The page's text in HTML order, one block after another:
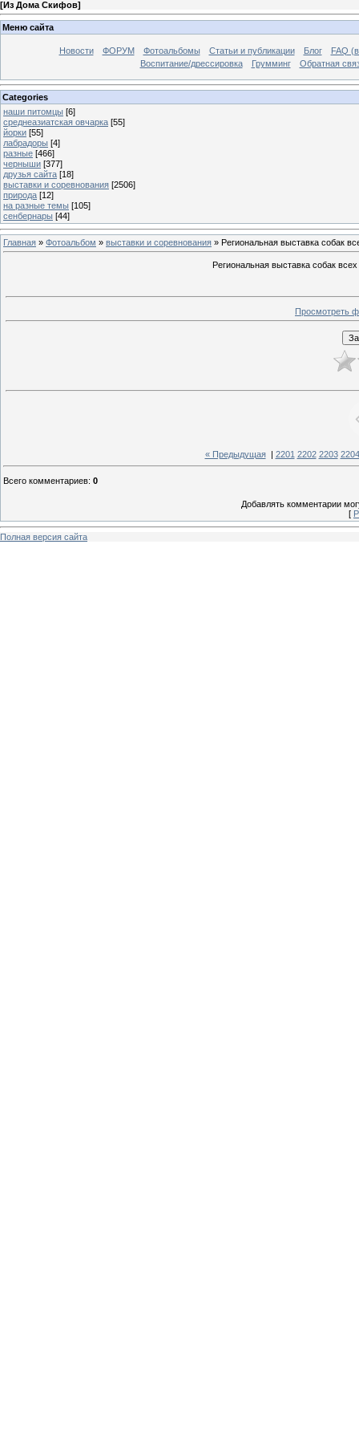
[Из Дома Скифов]
Меню сайта
Новости ФОРУМ Фотоальбомы Статьи и публикации Блог
FAQ
Воспитание/дрессировка
Грумминг Обратная
Categories
наши питомцы [6]
среднеазиатская овчарка [55]
йорки [55]
лабрадоры [4]
разные [466]
черныши [377]
друзья сайта [18]
выставки и соревнования [2506]
природа [12]
на разные темы [105]
сенбернары [44]
Главная » Фотоальбом » выставки и соревнования » Региональная выставка собак
Региональная выставка собак
Просмотреть
« Предыдущая| 2201 2202 2203 2204
Всего комментариев: 0
Добавлять комментарии
[
Полная версия сайта